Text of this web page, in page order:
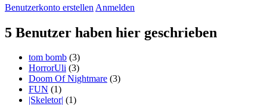
Benutzerkonto erstellen Anmelden
5 Benutzer haben hier geschrieben
tom bomb (3)
HorrorUli (3)
Doom Of Nightmare (3)
FUN (1)
|Skeletor| (1)